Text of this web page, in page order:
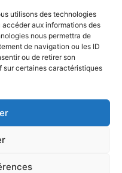
utilisons des technologies
aux informations des
nous permettra de
de navigation ou les ID
ou de retirer son
certaines caractéristiques
légales
vente